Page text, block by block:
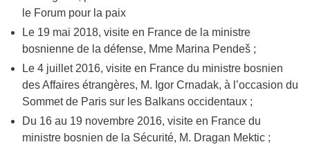
le Forum pour la paix
Le 19 mai 2018, visite en France de la ministre
bosnienne de la défense, Mme Marina Pendeš ;
Le 4 juillet 2016, visite en France du ministre bosnien
des Affaires étrangères, M. Igor Crnadak, à l’occasion du
Sommet de Paris sur les Balkans occidentaux ;
Du 16 au 19 novembre 2016, visite en France du
ministre bosnien de la Sécurité, M. Dragan Mektic ;